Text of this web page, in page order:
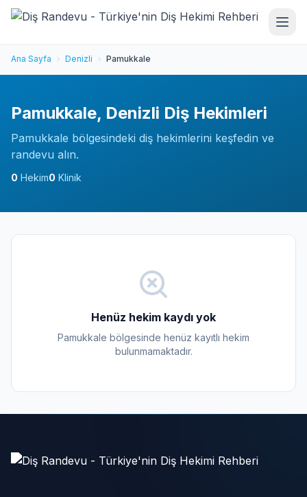
Ana Sayfa Denizli Pamukkale
Pamukkale, Denizli Diş Hekimleri
Pamukkale bölgesindeki diş hekimlerini keşfedin ve
randevu alın.
0 Hekim0 Klinik
Henüz hekim kaydı yok
Pamukkale bölgesinde henüz kayıtlı hekim
bulunmamaktadır.